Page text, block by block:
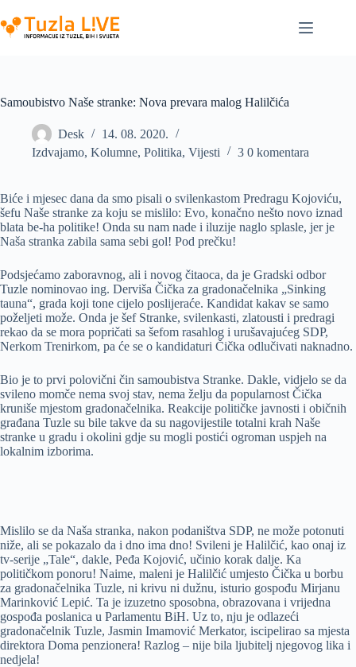
to
content
Samoubistvo Naše stranke: Nova prevara malog Halilčića
Desk
14. 08. 2020.
Izdvajamo, Kolumne, Politika, Vijesti 3 0 komentara
Biće i mjesec dana da smo pisali o svilenkastom Predragu Kojoviću,
šefu Naše stranke za koju se mislilo: Evo, konačno nešto novo iznad
blata be-ha politike! Onda su nam nade i iluzije naglo splasle, jer je
Naša stranka zabila sama sebi gol! Pod prečku!
Podsjećamo zaboravnog, ali i novog čitaoca, da je Gradski odbor
Tuzle nominovao ing. Derviša Čička za gradonačelnika „Sinking
tauna“, grada koji tone cijelo poslijeraće. Kandidat kakav se samo
poželjeti može. Onda je šef Stranke, svilenkasti, zlatousti i predragi
rekao da se mora popričati sa šefom rasahlog i urušavajućeg SDP,
Nerkom Trenirkom, pa će se o kandidaturi Čička odlučivati naknadno.
Bio je to prvi polovični čin samoubistva Stranke. Dakle, vidjelo se da
svileno momče nema svoj stav, nema želju da popularnost Čička
kruniše mjestom gradonačelnika. Reakcije političke javnosti i običnih
građana Tuzle su bile takve da su nagovijestile totalni krah Naše
stranke u gradu i okolini gdje su mogli postići ogroman uspjeh na
lokalnim izborima.
Mislilo se da Naša stranka, nakon podaništva SDP, ne može potonuti
niže, ali se pokazalo da i dno ima dno! Svileni je Halilčić, kao onaj iz
tv-serije „Tale“, dakle, Peđa Kojović, učinio korak dalje. Ka
političkom ponoru! Naime, maleni je Halilčić umjesto Čička u borbu
za gradonačelnika Tuzle, ni krivu ni dužnu, isturio gospođu Mirjanu
Marinković Lepić. Ta je izuzetno sposobna, obrazovana i vrijedna
gospođa poslanica u Parlamentu BiH. Uz to, nju je odlazeći
gradonačelnik Tuzle, Jasmin Imamović Merkator, iscipelirao sa mjesta
direktora Doma penzionera! Razlog – nije bila ljubitelj njegovog lika i
nedjela!